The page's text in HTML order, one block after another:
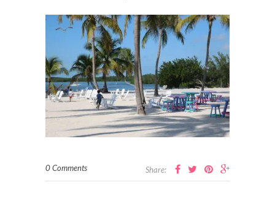
0 Comments Share: